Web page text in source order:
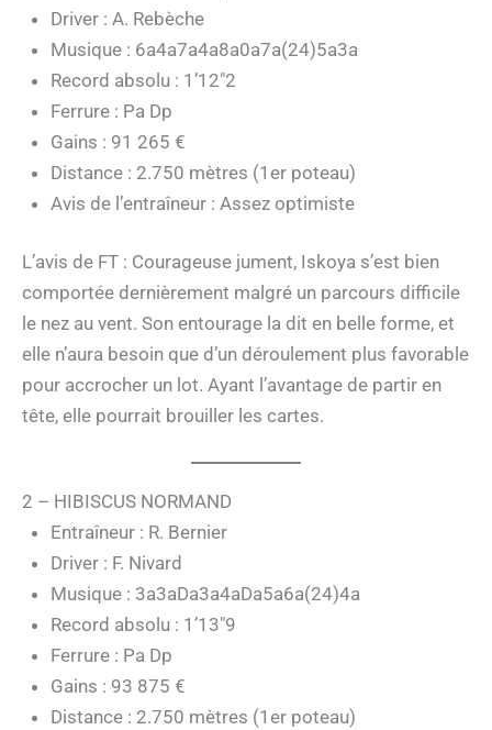
Driver : A. Rebèche
Musique : 6a4a7a4a8a0a7a(24)5a3a
Record absolu : 1’12″2
Ferrure : Pa Dp
Gains : 91 265 €
Distance : 2.750 mètres (1er poteau)
Avis de l’entraîneur : Assez optimiste
L’avis de FT : Courageuse jument, Iskoya s’est bien
comportée dernièrement malgré un parcours difficile
le nez au vent. Son entourage la dit en belle forme, et
elle n’aura besoin que d’un déroulement plus favorable
pour accrocher un lot. Ayant l’avantage de partir en
tête, elle pourrait brouiller les cartes.
2 – HIBISCUS NORMAND
Entraîneur : R. Bernier
Driver : F. Nivard
Musique : 3a3aDa3a4aDa5a6a(24)4a
Record absolu : 1’13″9
Ferrure : Pa Dp
Gains : 93 875 €
Distance : 2.750 mètres (1er poteau)